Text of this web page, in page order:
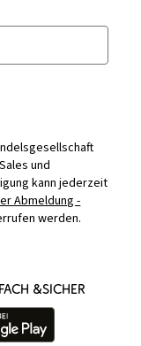
und
kann jederzeit
Abmeldung -
werden.
&SICHER